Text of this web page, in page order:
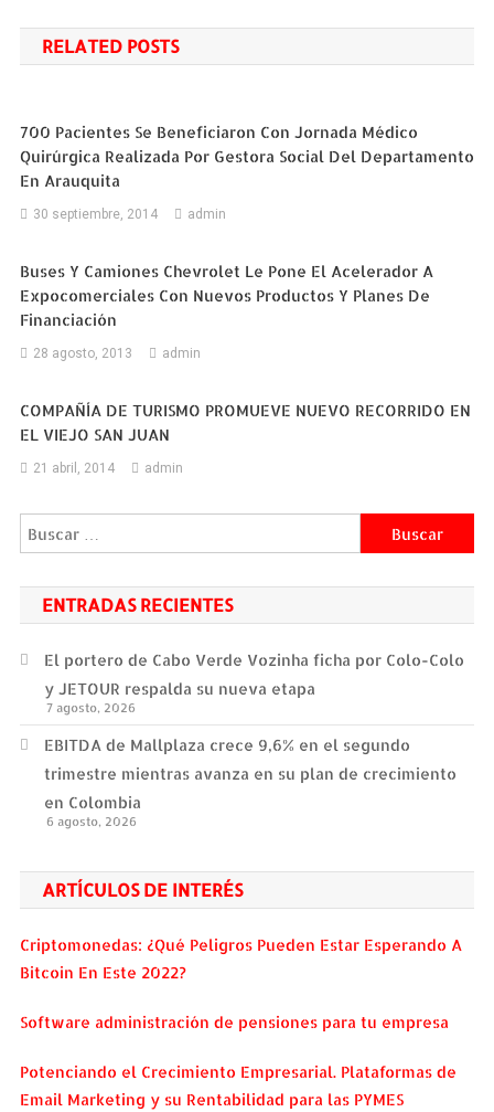
de
entradas
RELATED POSTS
700 Pacientes Se Beneficiaron Con Jornada Médico
Quirúrgica Realizada Por Gestora Social Del Departamento
En Arauquita
30 septiembre, 2014 admin
Buses Y Camiones Chevrolet Le Pone El Acelerador A
Expocomerciales Con Nuevos Productos Y Planes De
Financiación
28 agosto, 2013 admin
COMPAÑÍA DE TURISMO PROMUEVE NUEVO RECORRIDO EN
EL VIEJO SAN JUAN
21 abril, 2014 admin
Buscar:
ENTRADAS RECIENTES
El portero de Cabo Verde Vozinha ficha por Colo-Colo
y JETOUR respalda su nueva etapa
7 agosto, 2026
EBITDA de Mallplaza crece 9,6% en el segundo
trimestre mientras avanza en su plan de crecimiento
en Colombia
6 agosto, 2026
ARTÍCULOS DE INTERÉS
Criptomonedas: ¿Qué Peligros Pueden Estar Esperando A
Bitcoin En Este 2022?
Software administración de pensiones para tu empresa
Potenciando el Crecimiento Empresarial. Plataformas de
Email Marketing y su Rentabilidad para las PYMES